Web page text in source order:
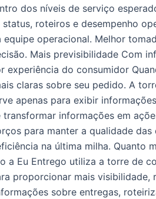
dos níveis de serviço
roteiros e desempenho
equipe operacional. Melhor
Mais previsibilidade Com
experiência do consumidor
claras sobre seu pedido. A
apenas para exibir
informações em
para manter a qualidade
na última milha. Quanto
a Eu Entrego utiliza a torre de
proporcionar mais
sobre entregas,